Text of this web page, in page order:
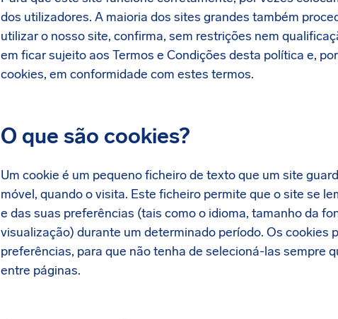
dos utilizadores. A maioria dos sites grandes também
utilizar o nosso site, confirma, sem restrições nem
em ficar sujeito aos Termos e Condições desta política e,
cookies, em conformidade com estes termos.
O que são cookies?
Um cookie é um pequeno ficheiro de texto que um site
móvel, quando o visita. Este ficheiro permite que o site se
e das suas preferências (tais como o idioma, tamanho da
visualização) durante um determinado período. Os cookies
preferências, para que não tenha de selecioná-las sempre
entre páginas.